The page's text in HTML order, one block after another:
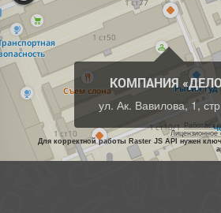
КОМПАНИЯ
ул. Ак. Вавилова, 1,
Работает
Лицензионное
Для корректной работы Raster JS API нужен